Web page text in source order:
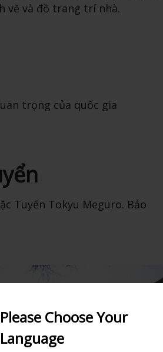
Please Choose Your
Language
vẽ và đồ trang trí nhà.
trọng của quốc gia
Tuyến Tokyu Meguro. Bảo